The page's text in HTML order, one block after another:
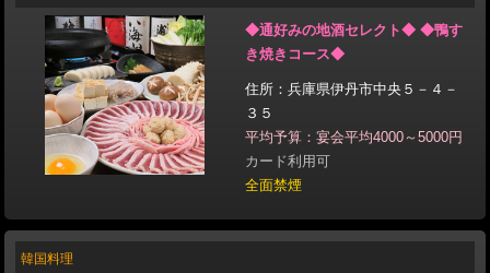
◆通好みの地酒セレクト◆ ◆鴨す
き焼きコース◆
住所：兵庫県伊丹市中央５－４－
３５
平均予算：宴会平均4000～5000円
カード利用可
全面禁煙
韓国料理